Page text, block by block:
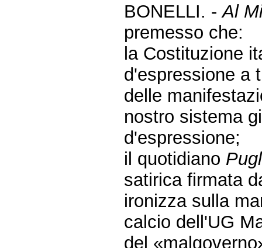
BONELLI. -Al
premesso che:
la Costituzione
d'espressione a
delle
nostro sistema
d'espressione;
il quotidiano
satirica firmata
ironizza sulla
calcio dell'UG
del